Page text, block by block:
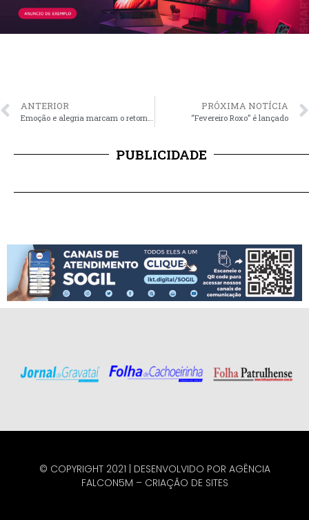
ANTERIOR
Emoção e alegria marcam o retorno às aulas nas Escolas Municipais de Educação Infantil
PRÓXIMA NOTÍCIA
“Fevereiro Roxo” é lançado
PUBLICIDADE
© COPYRIGHT 2021 | DESENVOLVIDO POR AGÊNCIA
FALCON5M – CRIAÇÃO DE SITES